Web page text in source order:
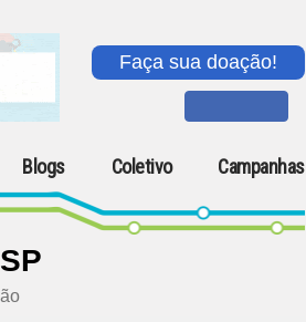
Faça sua doação!
Blogs Coletivo Campanhas